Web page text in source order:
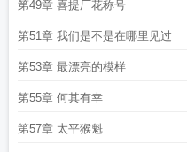
第49章 喜提厂花称号
第51章 我们是不是在哪里见过
第53章 最漂亮的模样
第55章 何其有幸
第57章 太平猴魁